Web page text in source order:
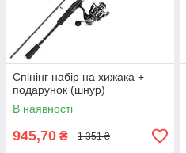
Спінінг набір на хижака +
подарунок (шнур)
В наявності
945,70 ₴ 1 351 ₴